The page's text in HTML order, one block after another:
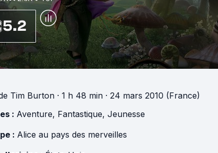
5.2
Tim Burton · 1 h 48 min · 24 mars 2010 (France)
: Aventure, Fantastique, Jeunesse
: Alice au pays des merveilles